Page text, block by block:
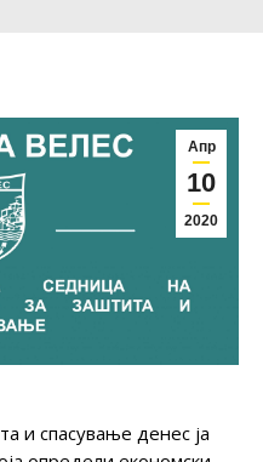
Апр
10
2020
и спасување денес ја